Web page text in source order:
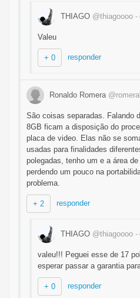
THIAGO @thiagoooo -
Valeu
+ 0 responder
Ronaldo Romera
São coisas separadas. Falando
8GB ficam a disposição do
placa de video. Elas não se
usadas para finalidades
polegadas, tenho um e a área
perdendo um pouco na
problema.
+ 2 responder
THIAGO @thiagoooo -
valeu!!! Peguei esse de 17
esperar passar a garantia
+ 0 responder